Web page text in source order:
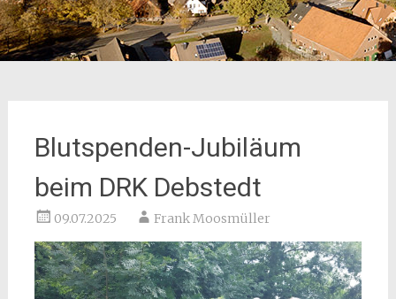
Blutspenden-Jubiläum
beim DRK Debstedt
09.07.2025 Frank Moosmüller